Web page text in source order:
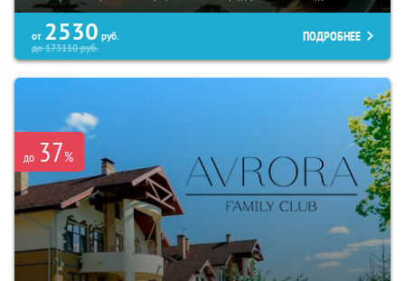
от 2530 руб.
до173110руб.
ПОДРОБНЕЕ
до 37%